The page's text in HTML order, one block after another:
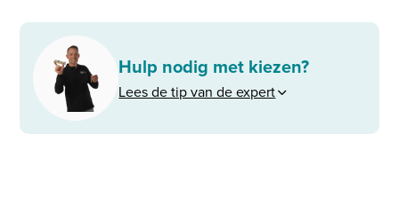
Hulp nodig met kiezen?
Lees de tip van de expert